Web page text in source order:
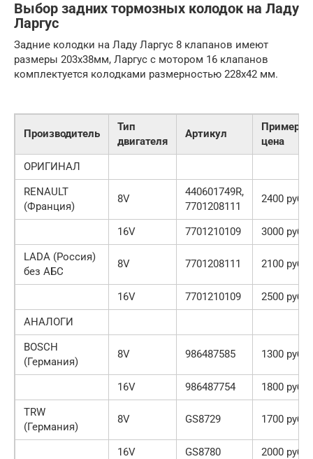
Выбор задних тормозных колодок на Ладу
Ларгус
Задние колодки на Ладу Ларгус 8 клапанов имеют
размеры 203х38мм, Ларгус с мотором 16 клапанов
комплектуется колодками размерностью 228х42 мм.
Производитель
Тип
двигателя
Артикул
цена
ОРИГИНАЛ
RENAULT
(Франция)
8V
440601749R,
7701208111
2400 руб.
16V 7701210109
3000 руб.
LADA (Россия)
без АБС
8V 7701208111 2100 руб.
16V 7701210109
2500 руб.
АНАЛОГИ
BOSCH
(Германия)
8V 986487585 1300 руб.
16V 986487754
1800 руб.
TRW
(Германия)
8V GS8729 1700 руб.
16V GS8780
2000 руб.